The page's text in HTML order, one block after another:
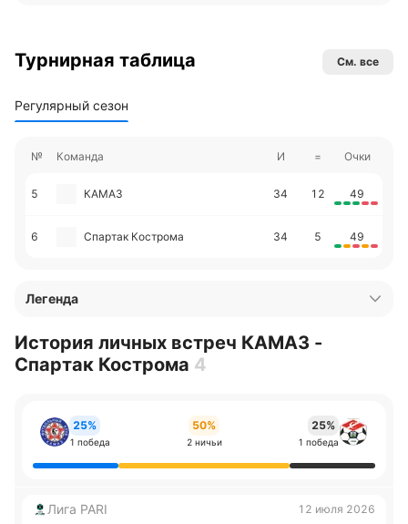
Турнирная таблица См. все
Регулярный сезон
№ Команда И = Очки
5 КАМАЗ 34 12 49
6 Спартак Кострома 34 5 49
Легенда
История личных встреч КАМАЗ -
Спартак Кострома 4
25%
1 победа
50%
2 ничьи
25%
1 победа
Лига PARI 12 июля 2026